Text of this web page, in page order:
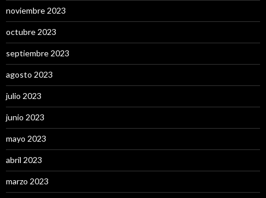
noviembre 2023
octubre 2023
septiembre 2023
agosto 2023
julio 2023
junio 2023
mayo 2023
abril 2023
marzo 2023